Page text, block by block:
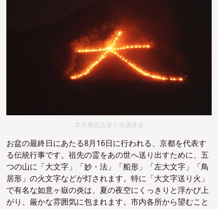
©京都五山送り火連合会
お盆の最終日にあたる8月16日に行われる、京都を代表す
る伝統行事です。祖先の霊をあの世へ送り出すために、五
つの山に「大文字」「妙・法」「船形」「左大文字」「鳥
居形」の火文字などが灯されます。特に「大文字送り火」
で有名な如意ヶ嶽の炎は、夏の夜空にくっきりと浮かび上
がり、厳かな雰囲気に包まれます。市内各所から望むこと